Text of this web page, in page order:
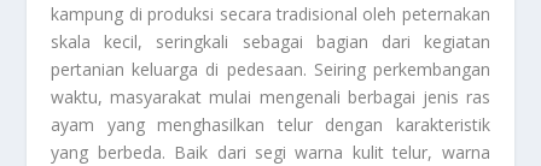
kampung di produksi secara tradisional oleh peternakan
skala kecil, seringkali sebagai bagian dari kegiatan
pertanian keluarga di pedesaan. Seiring perkembangan
waktu, masyarakat mulai mengenali berbagai jenis ras
ayam yang menghasilkan telur dengan karakteristik
yang berbeda. Baik dari segi warna kulit telur, warna